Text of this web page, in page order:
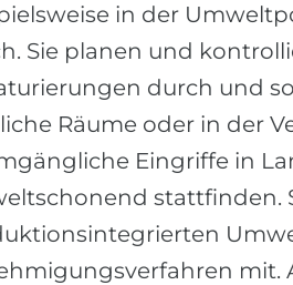
in der
Sie planen und
durch und
Räume oder in der
Eingriffe in
stattfinden.
mit.